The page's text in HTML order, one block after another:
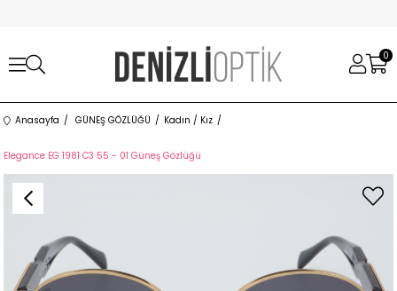
0
Anasayfa GÜNEŞ GÖZLÜĞÜ Kadın / Kız
Elegance EG 1981 C3 55 - 01 Güneş Gözlüğü